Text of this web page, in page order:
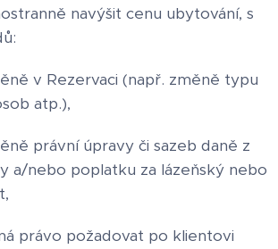
navýšit cenu ubytování, s
v Rezervaci (např. změně typu
atp.),
právní úpravy či sazeb daně z
a/nebo poplatku za lázeňský nebo
právo požadovat po klientovi